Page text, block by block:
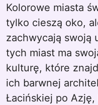
Kolorowe miasta
tylko cieszą oko,
zachwycają swoją
tych miast ma
kulturę, które
ich barwnej
Łacińskiej po